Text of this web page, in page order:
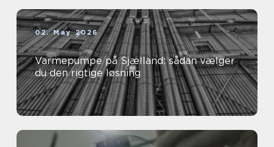
02. May 2026
Varmepumpe på Sjælland: sådan vælger
du den rigtige løsning